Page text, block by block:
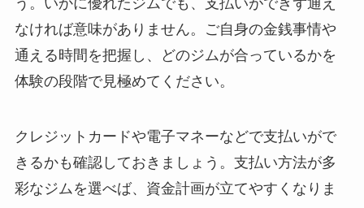
う。いかに優れたジムでも、支払いができず通え
なければ意味がありません。ご自身の金銭事情や
通える時間を把握し、どのジムが合っているかを
体験の段階で見極めてください。
クレジットカードや電子マネーなどで支払いがで
きるかも確認しておきましょう。支払い方法が多
彩なジムを選べば、資金計画が立てやすくなりま